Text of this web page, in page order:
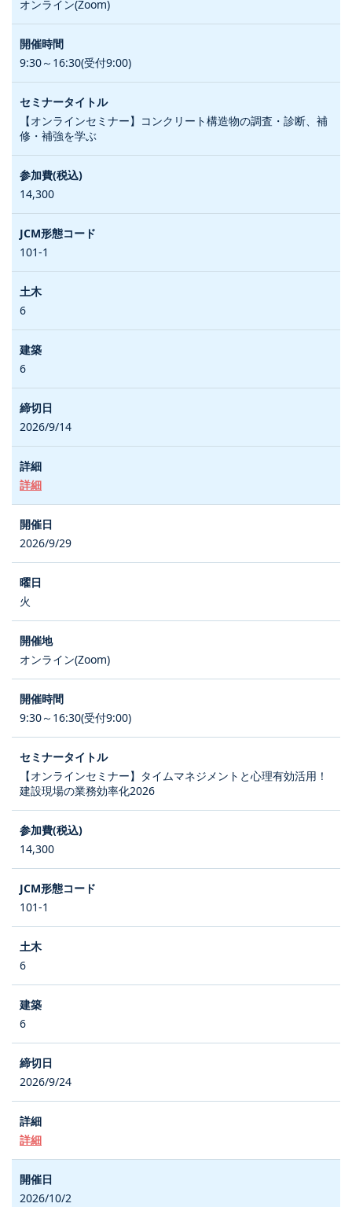
オンライン(Zoom)
9:30～16:30(受付9:00)
【オンラインセミナー】コンクリート構造物の調査・診断、補
修・補強を学ぶ
14,300
101-1
6
6
2026/9/14
詳細
2026/9/29
火
オンライン(Zoom)
9:30～16:30(受付9:00)
【オンラインセミナー】タイムマネジメントと心理有効活用！
建設現場の業務効率化2026
14,300
101-1
6
6
2026/9/24
詳細
2026/10/2